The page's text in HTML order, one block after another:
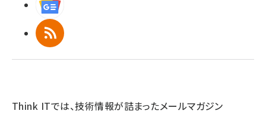
RSS
Think ITでは、技術情報が詰まったメールマガジン